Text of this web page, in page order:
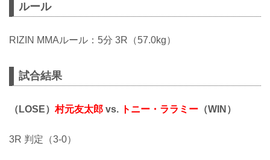
ルール
RIZIN MMAルール：5分 3R（57.0kg）
試合結果
（LOSE）村元友太郎 vs. トニー・ララミー （WIN）
3R 判定（3-0）